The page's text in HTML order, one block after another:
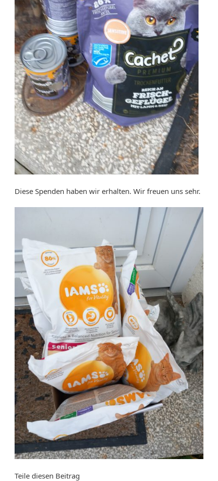
Diese Spenden haben wir erhalten. Wir freuen uns sehr.
Teile diesen Beitrag